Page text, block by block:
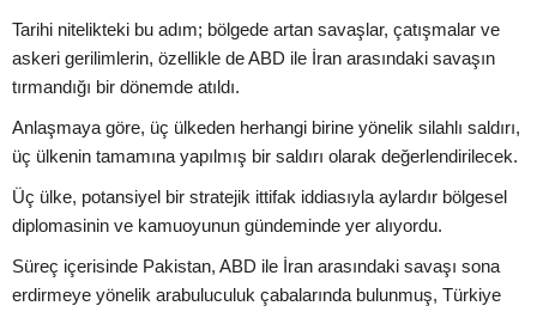
Tarihi nitelikteki bu adım; bölgede artan savaşlar, çatışmalar ve
askeri gerilimlerin, özellikle de ABD ile İran arasındaki savaşın
tırmandığı bir dönemde atıldı.
Anlaşmaya göre, üç ülkeden herhangi birine yönelik silahlı saldırı,
üç ülkenin tamamına yapılmış bir saldırı olarak değerlendirilecek.
Üç ülke, potansiyel bir stratejik ittifak iddiasıyla aylardır bölgesel
diplomasinin ve kamuoyunun gündeminde yer alıyordu.
Süreç içerisinde Pakistan, ABD ile İran arasındaki savaşı sona
erdirmeye yönelik arabuluculuk çabalarında bulunmuş, Türkiye